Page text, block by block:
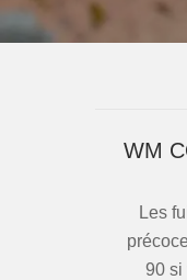
WM
Les
90 si